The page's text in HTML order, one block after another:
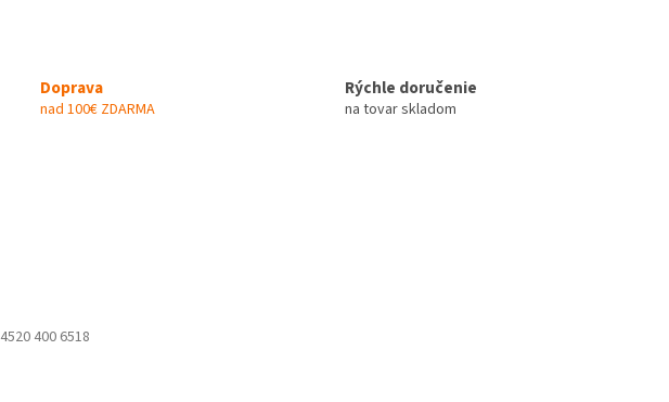
Doprava
nad 100€ ZDARMA
Rýchle doručenie
na tovar skladom
4520 400 6518